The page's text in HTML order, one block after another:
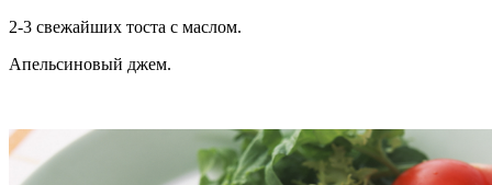
2-3 свежайших тоста с маслом.
Апельсиновый джем.